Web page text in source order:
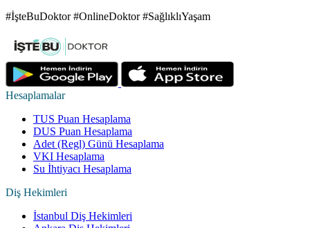
#İşteBuDoktor #OnlineDoktor #SağlıklıYaşam
Hesaplamalar
TUS Puan Hesaplama
DUS Puan Hesaplama
Adet (Regl) Günü Hesaplama
VKI Hesaplama
Su İhtiyacı Hesaplama
Diş Hekimleri
İstanbul Diş Hekimleri